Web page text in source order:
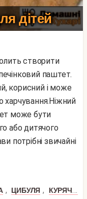
дітей
паштет.
корисний і може
харчування.Ніжний
може бути
або дитячого
потрібні звичайні
, ЦИБУЛЯ ,
КУРЯЧА ПЕЧІНКА